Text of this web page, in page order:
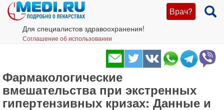
Врач?
Для специалистов здравоохранения!
Соглашение об использовании
Фармакологические
вмешательства при экстренных
гипертензивных кризах: Данные и